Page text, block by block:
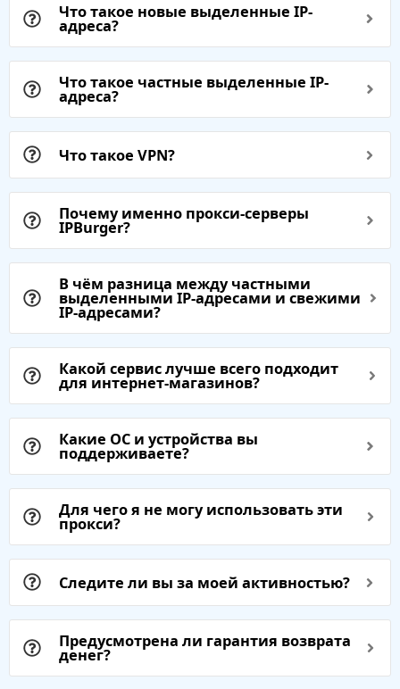
Что такое новые выделенные IP-
адреса?
Что такое частные выделенные IP-
адреса?
Что такое VPN?
Почему именно прокси-серверы
IPBurger?
В чём разница между частными
выделенными IP-адресами и свежими
IP-адресами?
Какой сервис лучше всего подходит
для интернет-магазинов?
Какие ОС и устройства вы
поддерживаете?
Для чего я не могу использовать эти
прокси?
Следите ли вы за моей активностью?
Предусмотрена ли гарантия возврата
денег?